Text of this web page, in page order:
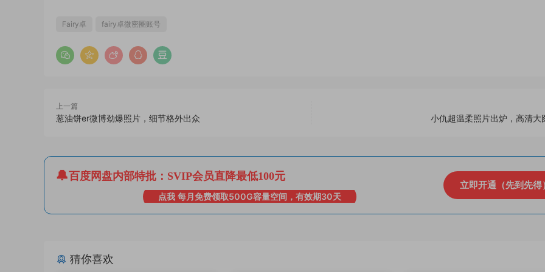
Fairy卓 fairy卓微密圈账号
上一篇
葱油饼er微博劲爆照片，细节格外出众 小仇超温柔照片出炉，高清大
百度网盘内部特批：SVIP会员直降最低100元
点我 每月免费领取500G容量空间，有效期30天
立即开通（先到先得）
猜你喜欢